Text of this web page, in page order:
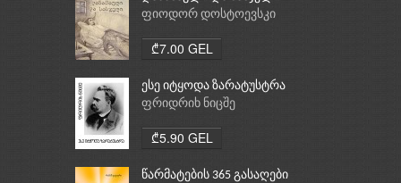
ფიოდორ დოსტოევსკი
₾7.00 GEL
ესე იტყოდა ზარატუსტრა
ფრიდრიხ ნიცშე
₾5.90 GEL
წარმატების 365 გასაღები